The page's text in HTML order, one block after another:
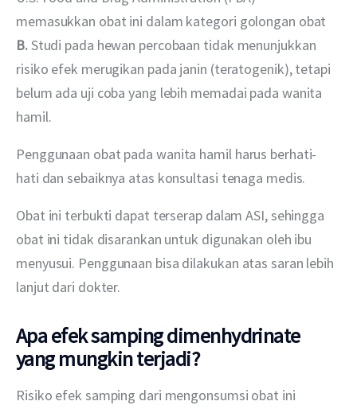
memasukkan obat ini dalam kategori golongan obat
B. Studi pada hewan percobaan tidak menunjukkan
risiko efek merugikan pada janin (teratogenik), tetapi
belum ada uji coba yang lebih memadai pada wanita
hamil.
Penggunaan obat pada wanita hamil harus berhati-
hati dan sebaiknya atas konsultasi tenaga medis.
Obat ini terbukti dapat terserap dalam ASI, sehingga
obat ini tidak disarankan untuk digunakan oleh ibu
menyusui. Penggunaan bisa dilakukan atas saran lebih
lanjut dari dokter.
Apa efek samping dimenhydrinate
yang mungkin terjadi?
Risiko efek samping dari mengonsumsi obat ini